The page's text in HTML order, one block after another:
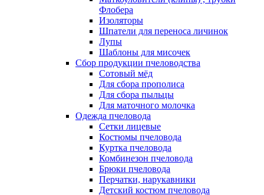
Флобера
Изоляторы
Шпатели для переноса личинок
Лупы
Шаблоны для мисочек
Сбор продукции пчеловодства
Сотовый мёд
Для сбора прополиса
Для сбора пыльцы
Для маточного молочка
Одежда пчеловода
Сетки лицевые
Костюмы пчеловода
Куртка пчеловода
Комбинезон пчеловода
Брюки пчеловода
Перчатки, нарукавники
Детский костюм пчеловода